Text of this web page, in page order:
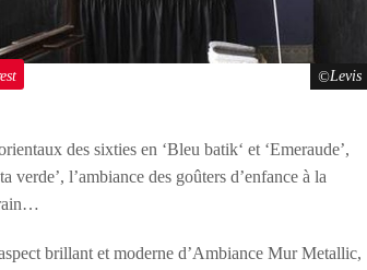
Levis
des sixties en ‘Bleu batik‘ et ‘Emeraude’,
verde’, l’ambiance des goûters d’enfance à la
brillant et moderne d’Ambiance Mur Metallic,